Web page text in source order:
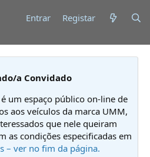
Entrar Registar
a Convidado
é um espaço público on-line de
aos veículos da marca UMM,
que nele queiram
as condições especificadas em
– ver no fim da página.